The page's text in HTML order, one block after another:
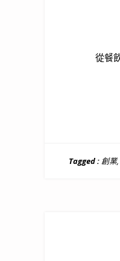
從餐
Tagged :創業,